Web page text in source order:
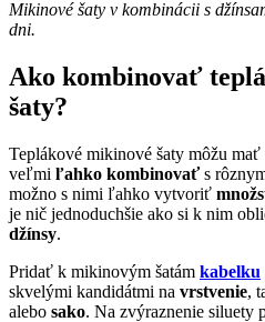
Mikinové šaty v kombinácii s
dni.
Ako kombinovať
šaty?
Teplákové mikinové šaty môžu
veľmi ľahko kombinovaťs
možno s nimi ľahko vytvoriť
je nič jednoduchšie ako si k nim
džínsy.
Pridať k mikinovým šatám kabelku
skvelými kandidátmi na vrstvenie,
alebo sako. Na zvýraznenie siluety